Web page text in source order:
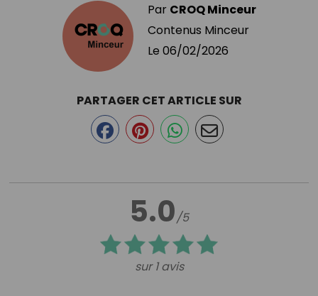
Par CROQ Minceur
Contenus Minceur
Le 06/02/2026
5.0/5
sur 1 avis
PARTAGER CET ARTICLE SUR